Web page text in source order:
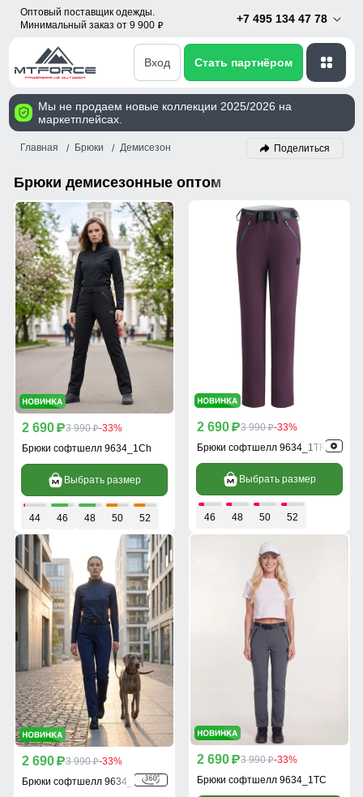
Оптовый поставщик одежды.
Минимальный заказ от 9 900 p
+7 495 134 47 78
Вход Стать партнёром
Мы не продаем новые коллекции 2025/2026 на
маркетплейсах.
Главная Брюки Демисезон Поделиться
Брюки демисезонные оптом
2 690 p3 990 p-33%
Брюки софтшелл 9634_1Ch
Выбрать размер
44 46 48 50 52
2 690 p3 990 p-33%
Брюки софтшелл 9634_1TF
Выбрать размер
46 48 50 52
2 690 p3 990 p-33%
Брюки софтшелл 9634_1TS
2 690 p3 990 p-33%
Брюки софтшелл 9634_1TC